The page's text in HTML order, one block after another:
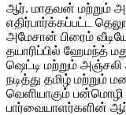
ஆர். மாதவன் மற்றும்
எதிர்பார்க்கப்பட்ட
அமேசான் பிரைம் வீடியோ
தயாரிப்பில் ஹேமந்த்
ஷெட்டி மற்றும்
நடித்து தமிழ்
வெளியாகும் பன்மொழி
பார்வையாளர்களின்